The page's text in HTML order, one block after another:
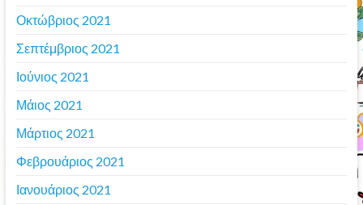
Οκτώβριος 2021
Σεπτέμβριος 2021
Ιούνιος 2021
Μάιος 2021
Μάρτιος 2021
Φεβρουάριος 2021
Ιανουάριος 2021